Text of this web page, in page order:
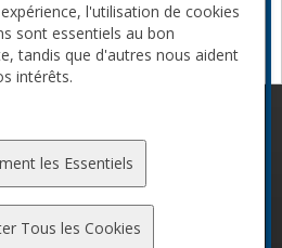
commanditaire
l'utilisation de cookies
sont essentiels au bon
tandis que d'autres nous aident
intérêts.
les Essentiels
Tous les Cookies